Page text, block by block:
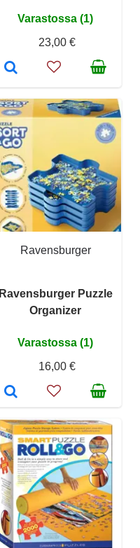
Varastossa (1)
23,00 €
Ravensburger
Ravensburger Puzzle
Organizer
Varastossa (1)
16,00 €